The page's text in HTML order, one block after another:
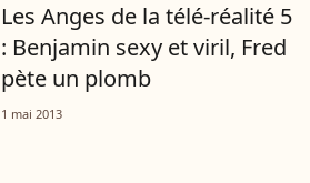
Les Anges de la télé-réalité 5
: Benjamin sexy et viril, Fred
pète un plomb
1 mai 2013